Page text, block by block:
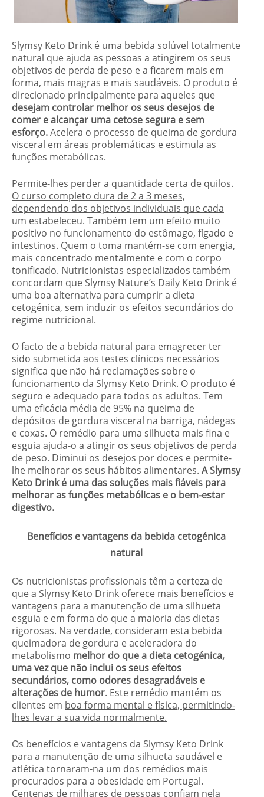
Slymsy Keto Drink é uma bebida solúvel totalmente
natural que ajuda as pessoas a atingirem os seus
objetivos de perda de peso e a ficarem mais em
forma, mais magras e mais saudáveis. O produto é
direcionado principalmente para aqueles que
desejam controlar melhor os seus desejos de
comer e alcançar uma cetose segura e sem
esforço.Acelera o processo de queima de gordura
visceral em áreas problemáticas e estimula as
funções metabólicas.
Permite-lhes perder a quantidade certa de quilos.
O curso completo dura de 2 a 3 meses,
dependendo dos objetivos individuais que cada
um estabeleceu. Também tem um efeito muito
positivo no funcionamento do estômago, fígado e
intestinos. Quem o toma mantém-se com energia,
mais concentrado mentalmente e com o corpo
tonificado. Nutricionistas especializados também
concordam que Slymsy Nature’s Daily Keto Drink é
uma boa alternativa para cumprir a dieta
cetogénica, sem induzir os efeitos secundários do
regime nutricional.
O facto de a bebida natural para emagrecer ter
sido submetida aos testes clínicos necessários
significa que não há reclamações sobre o
funcionamento da Slymsy Keto Drink. O produto é
seguro e adequado para todos os adultos. Tem
uma eficácia média de 95% na queima de
depósitos de gordura visceral na barriga, nádegas
e coxas. O remédio para uma silhueta mais fina e
esguia ajuda-o a atingir os seus objetivos de perda
de peso. Diminui os desejos por doces e permite-
lhe melhorar os seus hábitos alimentares. A Slymsy
Keto Drink é uma das soluções mais fiáveis para
melhorar as funções metabólicas e o bem-estar
digestivo.
Benefícios e vantagens da bebida cetogénica
natural
Os nutricionistas profissionais têm a certeza de
que a Slymsy Keto Drink oferece mais benefícios e
vantagens para a manutenção de uma silhueta
esguia e em forma do que a maioria das dietas
rigorosas. Na verdade, consideram esta bebida
queimadora de gordura e aceleradora do
metabolismo melhor do que a dieta cetogénica,
uma vez que não inclui os seus efeitos
secundários, como odores desagradáveis e
alterações de humor. Este remédio mantém os
clientes em boa forma mental e física, permitindo-
lhes levar a sua vida normalmente.
Os benefícios e vantagens da Slymsy Keto Drink
para a manutenção de uma silhueta saudável e
atlética tornaram-na um dos remédios mais
procurados para a obesidade em Portugal.
Centenas de milhares de pessoas confiam nela